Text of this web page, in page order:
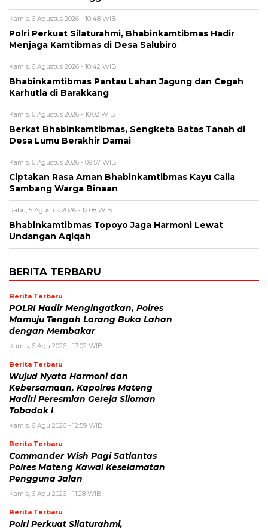
Kamis, 6 Agustus 2026 - 10:48 WIB
Polri Perkuat Silaturahmi, Bhabinkamtibmas Hadir
Menjaga Kamtibmas di Desa Salubiro
Kamis, 6 Agustus 2026 - 10:42 WIB
Bhabinkamtibmas Pantau Lahan Jagung dan Cegah
Karhutla di Barakkang
Kamis, 6 Agustus 2026 - 10:02 WIB
Berkat Bhabinkamtibmas, Sengketa Batas Tanah di
Desa Lumu Berakhir Damai
Kamis, 6 Agustus 2026 - 09:57 WIB
Ciptakan Rasa Aman Bhabinkamtibmas Kayu Calla
Sambang Warga Binaan
Rabu, 5 Agustus 2026 - 12:08 WIB
Bhabinkamtibmas Topoyo Jaga Harmoni Lewat
Undangan Aqiqah
BERITA TERBARU
Berita Terbaru
POLRI Hadir Mengingatkan, Polres
Mamuju Tengah Larang Buka Lahan
dengan Membakar
Kamis, 6 Agu 2026 - 13:02 WIB
Berita Terbaru
Wujud Nyata Harmoni dan
Kebersamaan, Kapolres Mateng
Hadiri Peresmian Gereja Siloman
Tobadak l
Kamis, 6 Agu 2026 - 12:59 WIB
Berita Terbaru
Commander Wish Pagi Satlantas
Polres Mateng Kawal Keselamatan
Pengguna Jalan
Kamis, 6 Agu 2026 - 11:28 WIB
Berita Terbaru
Polri Perkuat Silaturahmi,